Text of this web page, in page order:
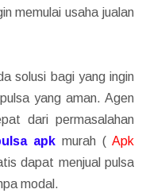
memulai usaha jualan
solusi bagi yang ingin
yang aman. Agen
dari permasalahan
apkmurah (Apk
dapat menjual pulsa
modal.